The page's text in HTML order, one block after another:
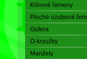
Klínové řemeny
Ploché ozubené
Gufera
O-kroužky
Manžety